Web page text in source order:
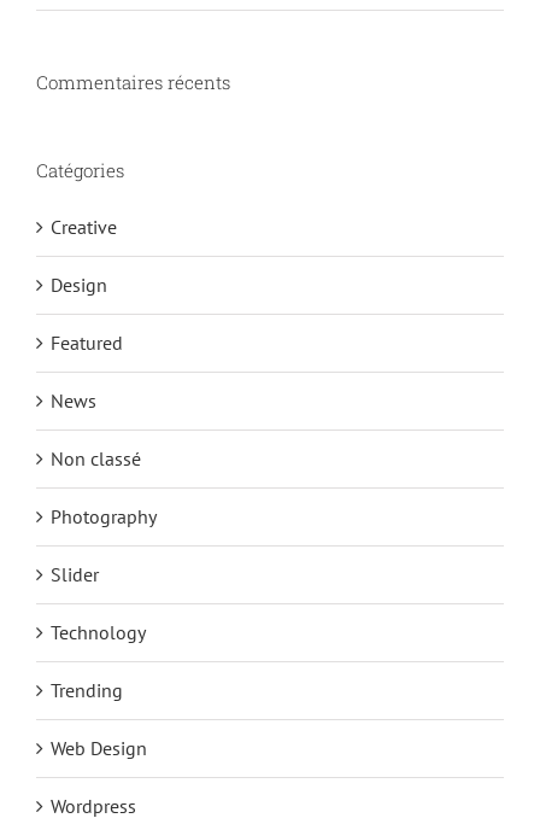
Commentaires récents
Catégories
Creative
Design
Featured
News
Non classé
Photography
Slider
Technology
Trending
Web Design
Wordpress